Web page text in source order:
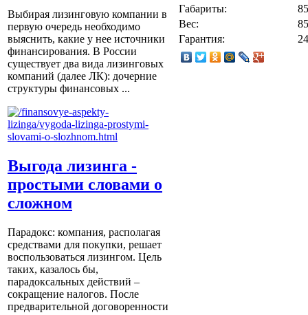
Выбирая лизинговую компании в
первую очередь необходимо
выяснить, какие у нее источники
финансирования. В России
существует два вида лизинговых
компаний (далее ЛК): дочерние
структуры финансовых ...
Выгода лизинга -
простыми словами о
сложном
Парадокс: компания, располагая
средствами для покупки, решает
воспользоваться лизингом. Цель
таких, казалось бы,
парадоксальных действий –
сокращение налогов. После
предварительной договоренности
Габариты:
Вес:
85
Гарантия:
24